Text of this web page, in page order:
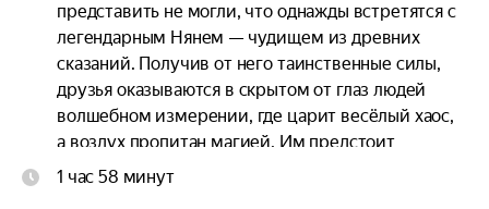
представить не могли, что однажды встретятся с
легендарным Нянем — чудищем из древних
сказаний. Получив от него таинственные силы,
друзья оказываются в скрытом от глаз людей
волшебном измерении, где царит весёлый хаос,
а воздух пропитан магией. Им предстоит
научиться управлять своими способностями и
1 час 58 минут